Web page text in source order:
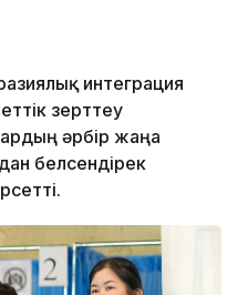
интеграция
зерттеу
әрбір жаңа
белсендірек